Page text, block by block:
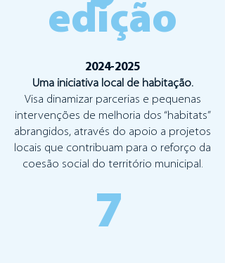
edição
2024-2025
Uma iniciativa local de habitação.
Visa dinamizar parcerias e pequenas
intervenções de melhoria dos “habitats”
abrangidos, através do apoio a projetos
locais que contribuam para o reforço da
coesão social do território municipal.
7